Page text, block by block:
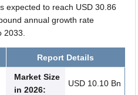
expected to reach USD 30.86
annual growth rate
2033.
Report Details
Market Size
in 2026:
USD 10.10 Bn